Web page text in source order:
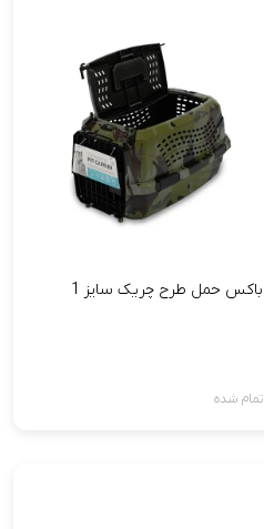
باکس حمل طرح چریک سایز 1
تمام شده